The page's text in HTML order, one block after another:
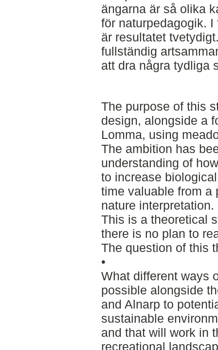
ängarna är så olika
för naturpedagogik.
är resultatet
fullständig
att dra några tydliga
The purpose of this
design, alongside a
Lomma, using
The ambition has
understanding of
to increase
time valuable from a
nature interpretation.
This is a theoretical
there is no plan to
The question of this
•
What different ways
possible alongside
and Alnarp to
sustainable
and that will work in
recreational